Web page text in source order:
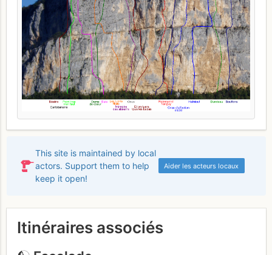
This site is maintained by local
actors. Support them to help
keep it open!
Aider les acteurs locaux
Itinéraires associés